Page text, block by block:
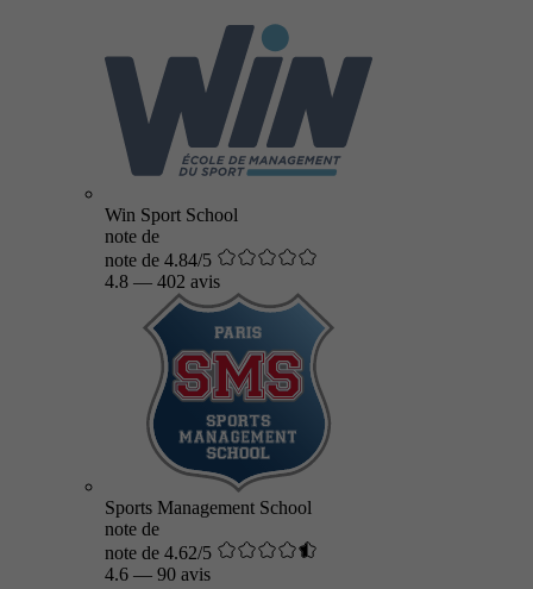
Win Sport School
note de
note de 4.84/5
4.8 — 402 avis
Sports Management School
note de
note de 4.62/5
4.6 — 90 avis